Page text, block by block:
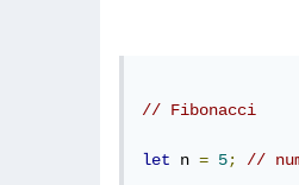
// Fibonacci
let n = 5; //